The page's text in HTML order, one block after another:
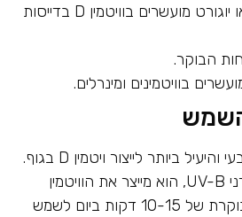
השתמשו בחלב או יוגורט מועשרים בוויטמין D בדייסות
הבוקר.
בוויטמינים ומינרלים.
השמש היא המקור הטבעי והיעיל ביותר לייצור ויטמין D בגוף.
כאשר עורנו נחשף לקרני UV-B, הוא מייצר את הוויטמין
באופן טבעי. חשיפה מבוקרת של 10-15 דקות ביום לשמש